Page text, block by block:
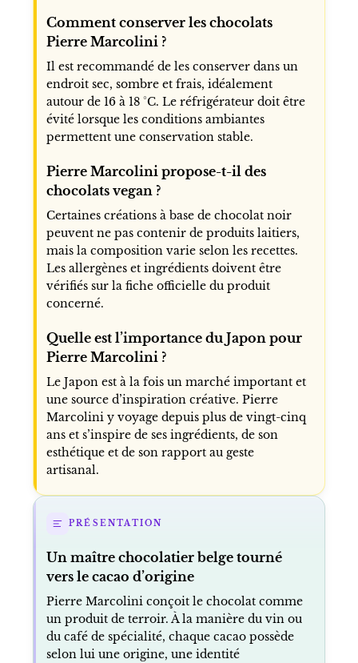
Comment conserver les chocolats
Pierre Marcolini ?
Il est recommandé de les conserver dans un
endroit sec, sombre et frais, idéalement
autour de 16 à 18 °C. Le réfrigérateur doit être
évité lorsque les conditions ambiantes
permettent une conservation stable.
Pierre Marcolini propose-t-il des
chocolats vegan ?
Certaines créations à base de chocolat noir
peuvent ne pas contenir de produits laitiers,
mais la composition varie selon les recettes.
Les allergènes et ingrédients doivent être
vérifiés sur la fiche officielle du produit
concerné.
Quelle est l’importance du Japon pour
Pierre Marcolini ?
Le Japon est à la fois un marché important et
une source d’inspiration créative. Pierre
Marcolini y voyage depuis plus de vingt-cinq
ans et s’inspire de ses ingrédients, de son
esthétique et de son rapport au geste
artisanal.
PRÉSENTATION
Un maître chocolatier belge tourné
vers le cacao d’origine
Pierre Marcolini conçoit le chocolat comme
un produit de terroir. À la manière du vin ou
du café de spécialité, chaque cacao possède
selon lui une origine, une identité